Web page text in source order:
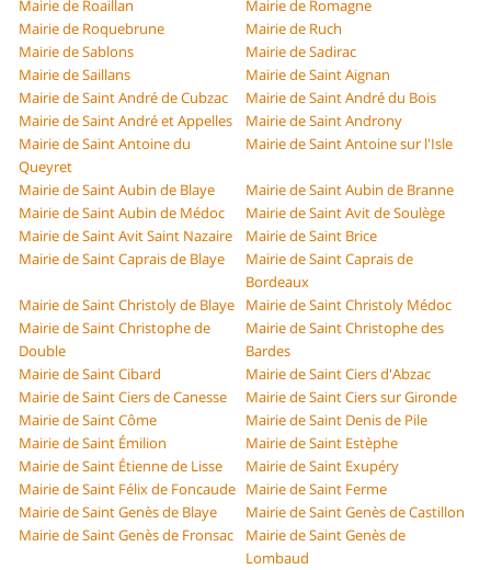
Mairie de Roaillan
Mairie de Romagne
Mairie de Roquebrune
Mairie de Ruch
Mairie de Sablons
Mairie de Sadirac
Mairie de Saillans
Mairie de Saint Aignan
Mairie de Saint André de Cubzac
Mairie de Saint André du Bois
Mairie de Saint André et Appelles
Mairie de Saint Androny
Mairie de Saint Antoine du
Queyret
Mairie de Saint Antoine sur l'Isle
Mairie de Saint Aubin de Blaye
Mairie de Saint Aubin de Branne
Mairie de Saint Aubin de Médoc
Mairie de Saint Avit de Soulège
Mairie de Saint Avit Saint Nazaire
Mairie de Saint Brice
Mairie de Saint Caprais de Blaye
Mairie de Saint Caprais de
Bordeaux
Mairie de Saint Christoly de Blaye
Mairie de Saint Christoly Médoc
Mairie de Saint Christophe de
Double
Mairie de Saint Christophe des
Bardes
Mairie de Saint Cibard
Mairie de Saint Ciers d'Abzac
Mairie de Saint Ciers de Canesse
Mairie de Saint Ciers sur Gironde
Mairie de Saint Côme
Mairie de Saint Denis de Pile
Mairie de Saint Émilion
Mairie de Saint Estèphe
Mairie de Saint Étienne de Lisse
Mairie de Saint Exupéry
Mairie de Saint Félix de Foncaude Mairie de Saint Ferme
Mairie de Saint Genès de Blaye
Mairie de Saint Genès de Castillon
Mairie de Saint Genès de Fronsac
Mairie de Saint Genès de
Lombaud